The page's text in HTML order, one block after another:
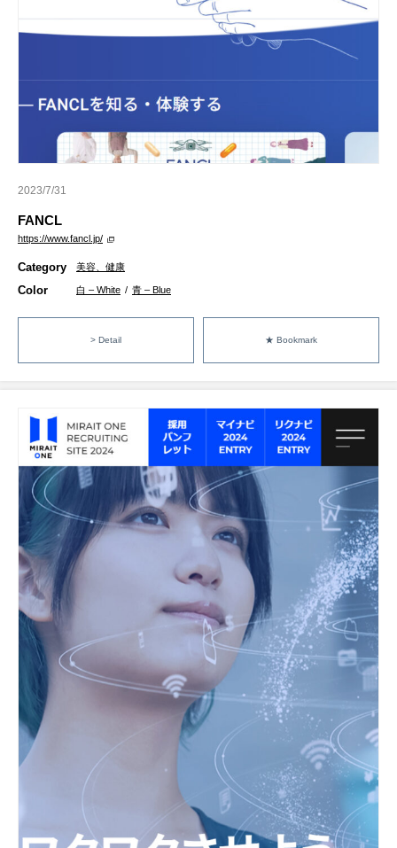
2023/7/31
FANCL
https://www.fancl.jp/
Category 美容、健康
Color 白 – White / 青 – Blue
> Detail ★ Bookmark